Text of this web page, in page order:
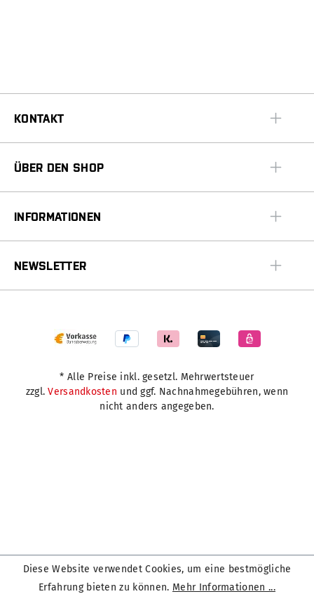
KONTAKT
ÜBER DEN SHOP
INFORMATIONEN
NEWSLETTER
* Alle Preise inkl. gesetzl. Mehrwertsteuer
zzgl.Versandkosten und ggf. Nachnahmegebühren, wenn
nicht anders angegeben.
Diese Website verwendet Cookies, um eine bestmögliche
Erfahrung bieten zu können. Mehr Informationen ...